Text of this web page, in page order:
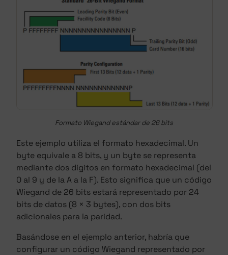
Formato Wiegand estándar de 26 bits
Este ejemplo utiliza el formato hexadecimal. Un
byte equivale a 8 bits, y un byte se representa
mediante dos dígitos en formato hexadecimal (del
0 al 9 y de la A a la F). Esto significa que un código
Wiegand de 26 bits estará representado por 24
bits de datos (8 × 3 bytes), con dos bits
adicionales para la paridad.
Basándose en el ejemplo anterior, habría que
configurar un código Wiegand representado por